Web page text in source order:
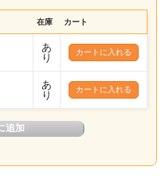
在庫 カート
あ
り
あ
り